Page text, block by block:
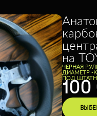
на
ЧЕРНАЯ
ДИАМЕТР -
ПОД
100